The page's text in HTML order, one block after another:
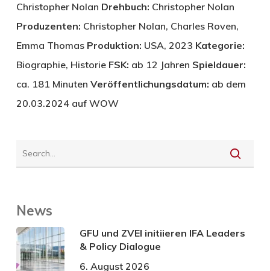
Christopher Nolan Drehbuch: Christopher Nolan
Produzenten: Christopher Nolan, Charles Roven,
Emma Thomas Produktion: USA, 2023 Kategorie:
Biographie, Historie FSK: ab 12 Jahren Spieldauer:
ca. 181 Minuten Veröffentlichungsdatum: ab dem
20.03.2024 auf WOW
News
GFU und ZVEI initiieren IFA Leaders
& Policy Dialogue
6. August 2026